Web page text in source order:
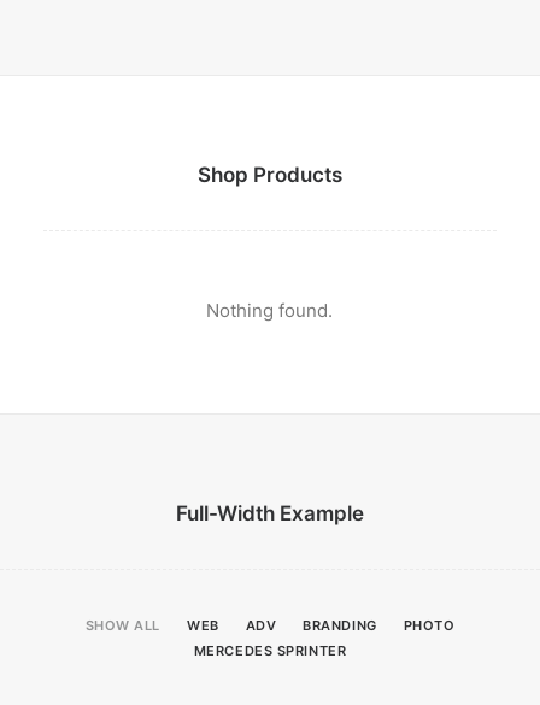
Shop Products
Nothing found.
Full-Width Example
SHOW ALL WEB ADV BRANDING
PHOTO
MERCEDES SPRINTER